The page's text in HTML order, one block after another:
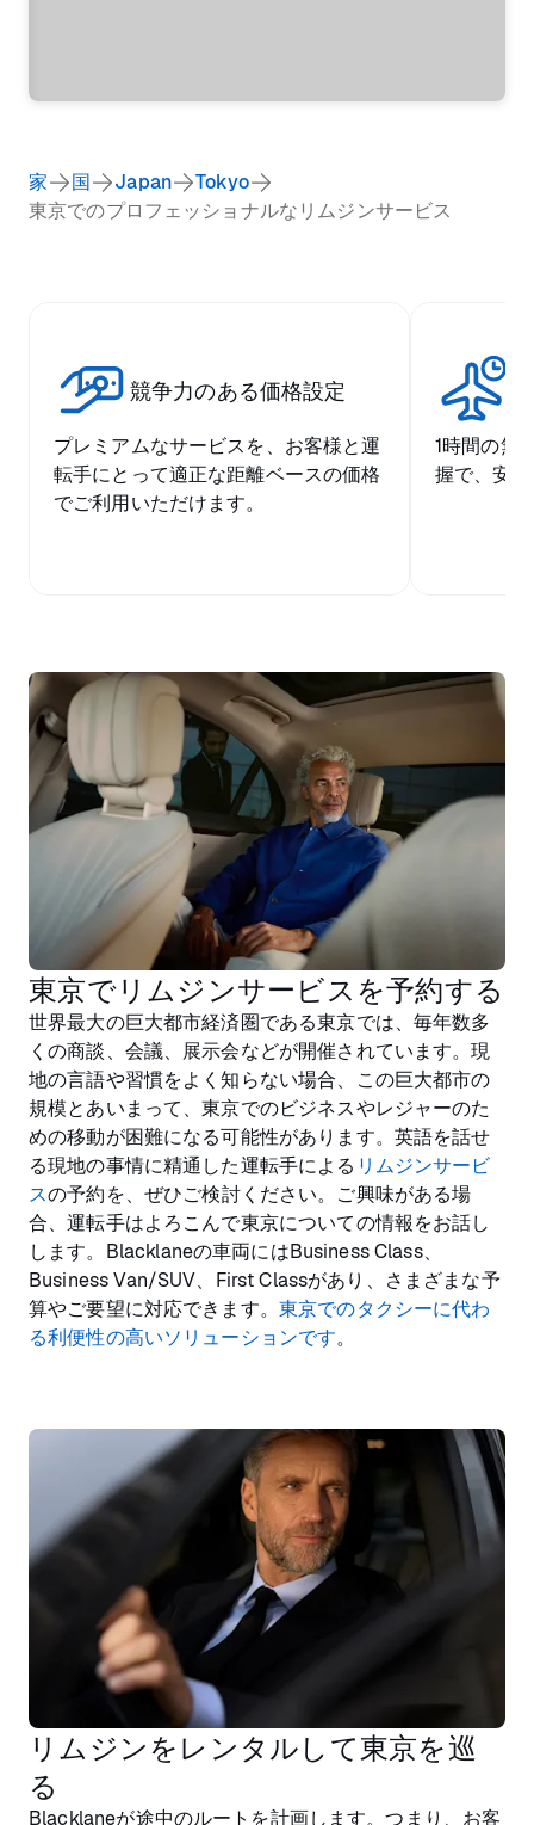
家 国 Japan
Tokyo
東京でのプロフェッショナルなリムジンサービス
競争力のある価格設定
プレミアムなサービスを、お客様と運
転手にとって適正な距離ベースの価格
でご利用いただけます。
1時間の無
握で、安
東京でリムジンサービスを予約する
世界最大の巨大都市経済圏である東京では、毎年数多
くの商談、会議、展示会などが開催されています。現
地の言語や習慣をよく知らない場合、この巨大都市の
規模とあいまって、東京でのビジネスやレジャーのた
めの移動が困難になる可能性があります。英語を話せ
る現地の事情に精通した運転手による リムジンサービ
スの予約を、ぜひご検討ください。ご興味がある場
合、運転手はよろこんで東京についての情報をお話し
します。Blacklaneの車両にはBusiness Class、
Business Van/SUV、First Classがあり、さまざまな予
算やご要望に対応できます。 東京でのタクシーに代わ
る利便性の高いソリューションです。
リムジンをレンタルして東京を巡
る
Blacklaneが途中のルートを計画します。つまり、お客